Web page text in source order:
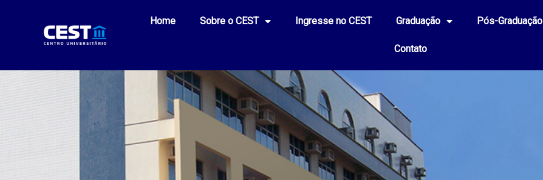
Home Sobre o CEST Ingresse no CEST Graduação Pós-Graduação
Contato